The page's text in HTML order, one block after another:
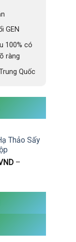
GEN
100% có
ràng
Quốc
Thảo Sấy
–